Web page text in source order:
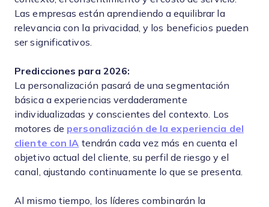
Las empresas están aprendiendo a equilibrar la
relevancia con la privacidad, y los beneficios pueden
ser significativos.
Predicciones para 2026:
La personalización pasará de una segmentación
básica a experiencias verdaderamente
individualizadas y conscientes del contexto. Los
motores de personalización de la experiencia del
cliente con IA tendrán cada vez más en cuenta el
objetivo actual del cliente, su perfil de riesgo y el
canal, ajustando continuamente lo que se presenta.
Al mismo tiempo, los líderes combinarán la